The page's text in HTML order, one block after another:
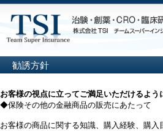
勧誘方針
お客様の視点に立ってご満足いただけるよう
◆保険その他の金融商品の販売にあたって
お客様の商品に関する知識、購入経験、購